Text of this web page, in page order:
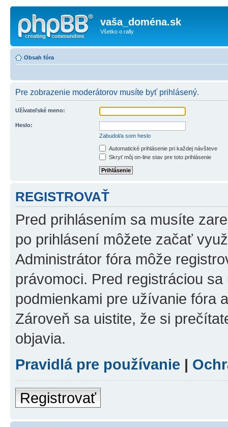
vaša_doména.sk
Všetko o rally
Obsah fóra
Pre zobrazenie moderátorov musíte byť prihlásený.
Užívateľské meno:
Heslo:
Zabudol/a som heslo
Automatické prihlásenie pri každej návšteve
Skryť môj on-line stav pre toto prihlásenie
REGISTROVAŤ
Pred prihlásením sa musíte
po prihlásení môžete začať
Administrátor fóra môže
právomoci. Pred registráciou
podmienkami pre užívanie fóra
Zároveň sa uistite, že si
objavia.
Pravidlá pre používanie |
Registrovať